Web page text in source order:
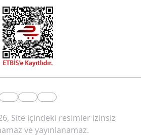
Site içindeki resimler izinsiz
ve yayınlanamaz.